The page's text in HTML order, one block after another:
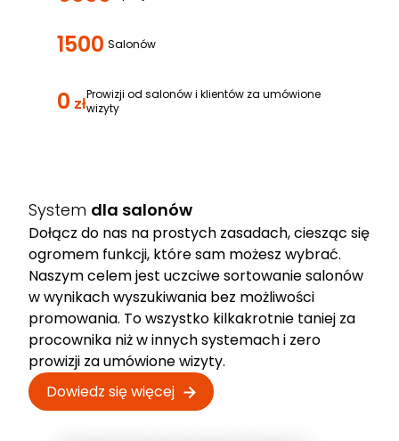
1500 Salonów
0 złProwizji od salonów i klientów za umówione
wizyty
System dla salonów
Dołącz do nas na prostych zasadach, ciesząc się
ogromem funkcji, które sam możesz wybrać.
Naszym celem jest uczciwe sortowanie salonów
w wynikach wyszukiwania bez możliwości
promowania. To wszystko kilkakrotnie taniej za
procownika niż w innych systemach i zero
prowizji za umówione wizyty.
Dowiedz się więcej